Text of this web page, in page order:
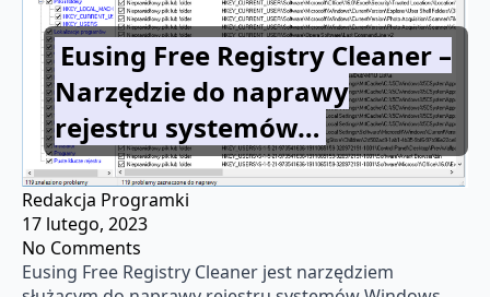
Eusing Free Registry Cleaner –
Narzędzie do naprawy
rejestru systemów…
Redakcja Programki
17 lutego, 2023
No Comments
Eusing Free Registry Cleaner jest narzędziem